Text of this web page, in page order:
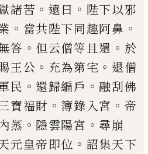
諸苦 。 遠曰 。 陛下以邪
。 當共陛下同趣阿鼻 。
答 。 但云僧等且還 。 於
王公 。 充為第宅 。 退僧
民 。 還歸編戶 。 融刮佛
寶福財 。 簿錄入宮 。 帝
蒸 。 隱雲陽宮 。 尋崩
元皇帝即位 。 詔集天下